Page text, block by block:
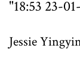
"18:53 23-
Jessie